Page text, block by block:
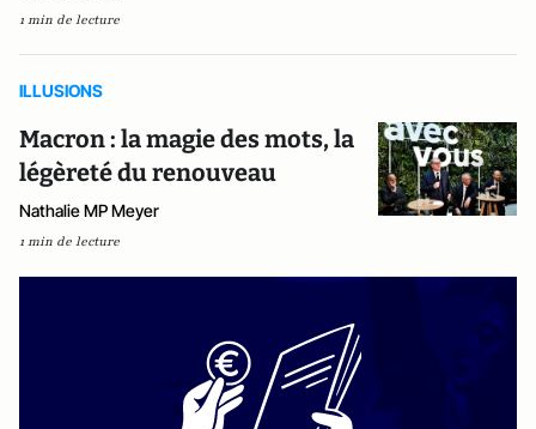
1 min de lecture
ILLUSIONS
Macron : la magie des mots, la
légèreté du renouveau
Nathalie MP Meyer
1 min de lecture